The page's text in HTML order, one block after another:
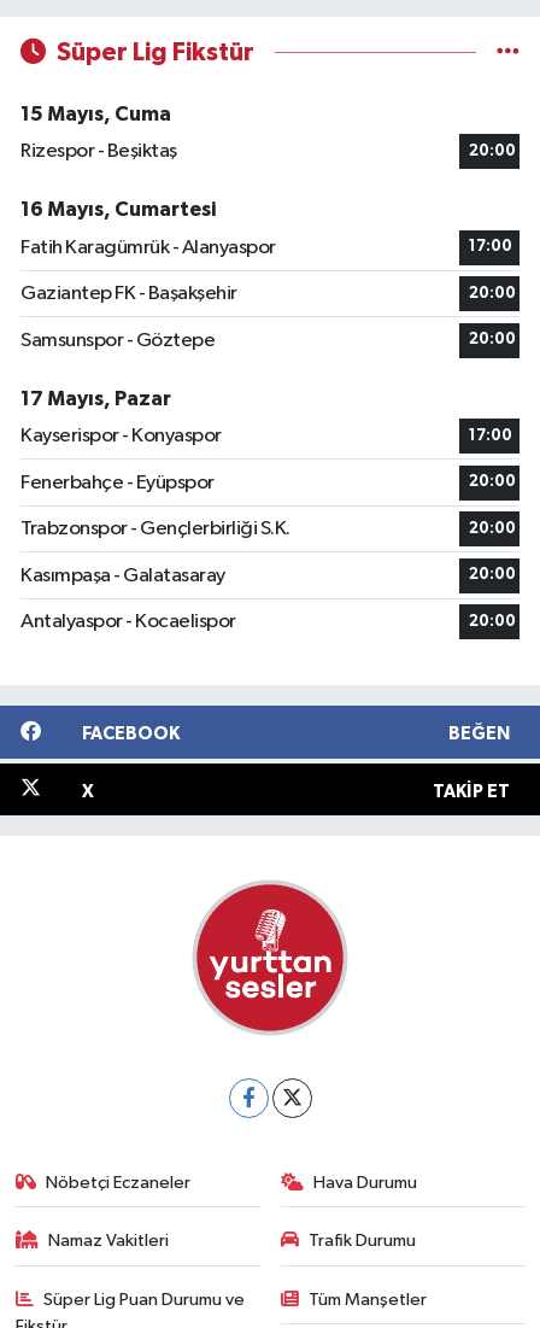
Süper Lig Fikstür
15 Mayıs, Cuma
Rizespor - Beşiktaş
20:00
16 Mayıs, Cumartesi
Fatih Karagümrük - Alanyaspor
17:00
Gaziantep FK - Başakşehir 20:00
Samsunspor - Göztepe 20:00
17 Mayıs, Pazar
Kayserispor - Konyaspor
17:00
Fenerbahçe - Eyüpspor 20:00
Trabzonspor - Gençlerbirliği S.K. 20:00
Kasımpaşa - Galatasaray 20:00
Antalyaspor - Kocaelispor 20:00
FACEBOOK BEĞEN
X TAKIP ET
Nöbetçi Eczaneler Hava Durumu
Namaz Vakitleri Trafik Durumu
Süper Lig Puan Durumu ve
Tüm Manşetler